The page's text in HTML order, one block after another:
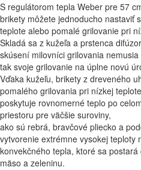
S regulátorom tepla Weber pre 57
brikety môžete jednoducho nastaviť
teplote alebo pomalé grilovanie pri
Skladá sa z kužeľa a prstenca
skúsení milovníci grilovania
tak svoje grilovanie na úplne novú
Vďaka kužeľu, brikety z dreveného
pomalého grilovania pri nízkej
poskytuje rovnomerné teplo po
priestoru pre väčšie suroviny,
ako sú rebrá, bravčové pliecko a
vytvorenie extrémne vysokej teploty
konvekčného tepla, ktoré sa
mäso a zeleninu.